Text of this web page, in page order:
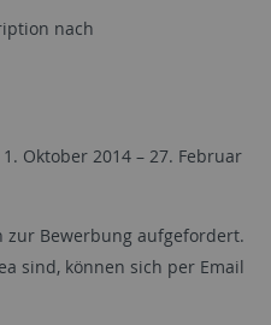
nach
Oktober 2014 – 27. Februar
zur Bewerbung aufgefordert.
sind, können sich per Email